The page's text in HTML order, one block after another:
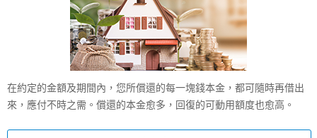
在約定的金額及期間內，您所償還的每一塊錢本金，都可隨時再借出
來，應付不時之需。償還的本金愈多，回復的可動用額度也愈高。